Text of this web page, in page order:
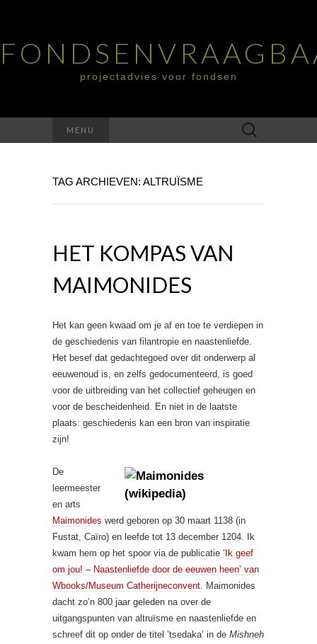
projectadvies voor fondsen
MENU
Zoeken
naar:
TAG ARCHIEVEN: ALTRUÏSME
HET KOMPAS VAN
MAIMONIDES
Het kan geen kwaad om je af en toe te verdiepen in
de geschiedenis van filantropie en naastenliefde.
Het besef dat gedachtegoed over dit onderwerp al
eeuwenoud is, en zelfs gedocumenteerd, is goed
voor de uitbreiding van het collectief geheugen en
voor de bescheidenheid. En niet in de laatste
plaats: geschiedenis kan een bron van inspiratie
zijn!
De
leermeester
en arts
Maimonides werd geboren op 30 maart 1138 (in
Fustat, Caïro) en leefde tot 13 december 1204. Ik
kwam hem op het spoor via de publicatie ‘ Ik geef
om jou! – Naastenliefde door de eeuwen heen’ van
Wbooks/Museum Catherijneconvent. Maimonides
dacht zo’n 800 jaar geleden na over de
uitgangspunten van altruïsme en naastenliefde en
schreef dit op onder de titel ’tsedaka’ in de Mishneh